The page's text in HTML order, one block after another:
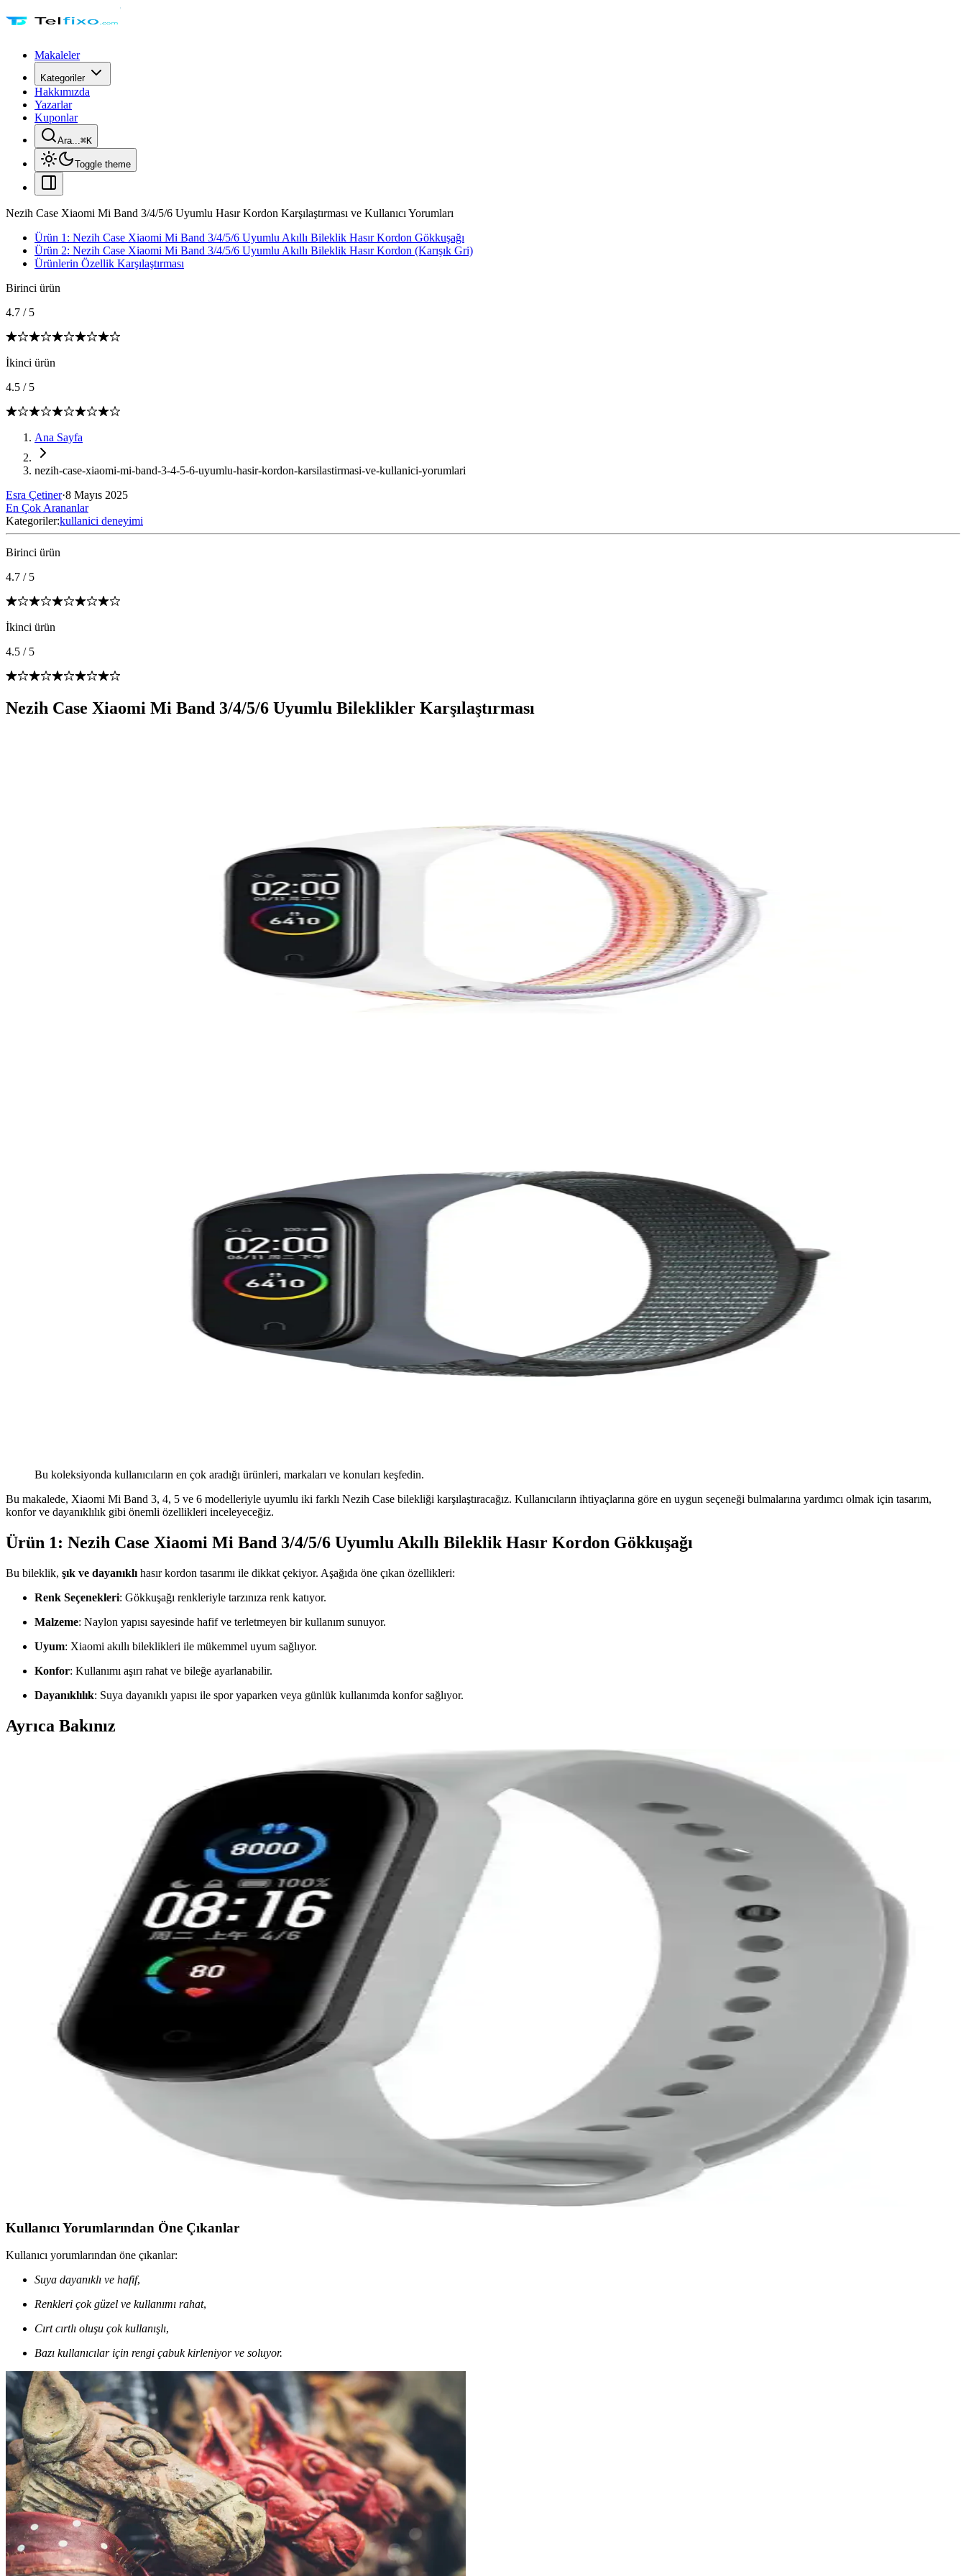
Makaleler
Kategoriler
Hakkımızda
Yazarlar
Kuponlar
Ara...⌘K
Toggle theme
Nezih Case Xiaomi Mi Band 3/4/5/6 Uyumlu Hasır Kordon Karşılaştırması ve Kullanıcı Yorumları
Ürün 1: Nezih Case Xiaomi Mi Band 3/4/5/6 Uyumlu Akıllı Bileklik Hasır Kordon Gökkuşağı
Ürün 2: Nezih Case Xiaomi Mi Band 3/4/5/6 Uyumlu Akıllı Bileklik Hasır Kordon (Karışık Gri)
Ürünlerin Özellik Karşılaştırması
Birinci ürün
4.7 / 5
İkinci ürün
4.5 / 5
Ana Sayfa
nezih-case-xiaomi-mi-band-3-4-5-6-uyumlu-hasir-kordon-karsilastirmasi-ve-kullanici-yorumlari
Esra Çetiner·8 Mayıs 2025
En Çok Arananlar
Kategoriler:kullanici deneyimi
Birinci ürün
4.7 / 5
İkinci ürün
4.5 / 5
Nezih Case Xiaomi Mi Band 3/4/5/6 Uyumlu Bileklikler Karşılaştırması
Bu koleksiyonda kullanıcıların en çok aradığı ürünleri, markaları ve konuları keşfedin.
Bu makalede, Xiaomi Mi Band 3, 4, 5 ve 6 modelleriyle uyumlu iki farklı Nezih Case bilekliği karşılaştıracağız. Kullanıcıların ihtiyaçlarına göre en uygun seçeneği bulmalarına yardımcı olmak için tasarım,
konfor ve dayanıklılık gibi önemli özellikleri inceleyeceğiz.
Ürün 1: Nezih Case Xiaomi Mi Band 3/4/5/6 Uyumlu Akıllı Bileklik Hasır Kordon Gökkuşağı
Bu bileklik, şık ve dayanıklı hasır kordon tasarımı ile dikkat çekiyor. Aşağıda öne çıkan özellikleri:
Renk Seçenekleri: Gökkuşağı renkleriyle tarzınıza renk katıyor.
Malzeme: Naylon yapısı sayesinde hafif ve terletmeyen bir kullanım sunuyor.
Uyum: Xiaomi akıllı bileklikleri ile mükemmel uyum sağlıyor.
Konfor: Kullanımı aşırı rahat ve bileğe ayarlanabilir.
Dayanıklılık: Suya dayanıklı yapısı ile spor yaparken veya günlük kullanımda konfor sağlıyor.
Ayrıca Bakınız
Xiaomi Mi Band 3/4/5/6 İçin En İyi Kordon Seçenekleri ve Karşılaştırması
Bu makalede Xiaomi Mi Band 3 ve 4 uyumlu silikon kordon ile hasır kumaş spor kayışını karşılaştırıyoruz. Malzeme, dayanıklılık, estetik ve kullanım konforu gibi kriterlerle detaylı analiz sunuyoruz.
Xiaomi Band 7 İncelemesi: Arama Sonuçlarında Kısıtlı Bilgi ve Legends Salon Hizmetleri
Xiaomi Band 7 hakkında arama sonuçlarında sınırlı bilgi bulunurken, makalede Legends Salon ve Spa’nın saç kesimi, sakal tıraşı ve spa hizmetleri detaylıca ele alınıyor.
Xiaomi Mi Band 3 ve Mi Band 4 için en iyi yedek kayışlar ve karşılaştırma
Xiaomi Mi Band 3 ve 4 için silikon ve naylon kayışların özellikleri, dayanıklılıkları ve kullanıcı yorumlarıyla detaylı karşılaştırması. Hangi kayış daha pratik ve uzun ömürlü? Öğrenin.
Xiaomi Mi Band 3 ve 4 Uyumlu Kayışların Karşılaştırması ve En İyi Seçenekler
Xiaomi Mi Band 3 ve 4 için uyumlu silikon kayışların özellikleri, dayanıklılığı ve kullanıcı yorumlarıyla karşılaştırması. Renk seçenekleri ve kullanım rahatlığıyla ilgili detaylar burada.
Xiaomi Mi Band 7 Pro ve Smart Band 8 Active Pink Karşılaştırması: Tasarım, Özellikler ve Kullanıcı Yorumları
Xiaomi Mi Band 7 Pro ve Smart Band 8 Active Pink'in tasarım, özellikler ve kullanıcı yorumlarıyla detaylı karşılaştırması, sağlıklı yaşam ve spor takibi için en uygun seçeneği belirlemenize yardımcı olur.
Amazfit Band 7 ve Xiaomi Smart Band 9 Pro Karşılaştırması: Özellikler ve Kullanıcı Yorumları
Amazfit Band 7 ve Xiaomi Smart Band 9 Pro'nun özellikleri, tasarımı ve kullanıcı yorumları detaylı karşılaştırmasıyla en uygun akıllı bilekliği seçmenize yardımcı oluyor.
Amazfit Band 7 ve Xiaomi Redmi Band 2 Karşılaştırması: Hangi Akıllı Bileklik Sizin İçin Uygun
Amazfit Band 7 ve Xiaomi Redmi Band 2'nin tasarım, özellik ve kullanıcı geri bildirimleriyle detaylı karşılaştırması. Doğru seçimi yapmanız için ihtiyaçlara uygun bilgiler içerir.
Xiaomi Mi Band 6 ve Mi Band 5 Uyumlu Kordonlar Karşılaştırması ve Kullanıcı Yorumları
Bu makalede Xiaomi Mi Band 6 ve Mi Band 5 uyumlu silikon ve dokuma kordonların özellikleri, dayanıklılığı ve kullanıcı geri bildirimleri detaylı şekilde inceleniyor.
Kullanıcı Yorumlarından Öne Çıkanlar
Kullanıcı yorumlarından öne çıkanlar:
Suya dayanıklı ve hafif,
Renkleri çok güzel ve kullanımı rahat,
Cırt cırtlı oluşu çok kullanışlı,
Bazı kullanıcılar için rengi çabuk kirleniyor ve soluyor.